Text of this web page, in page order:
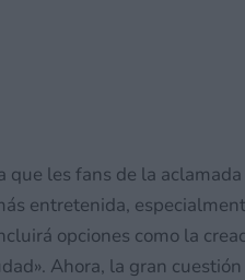
que les fans de la
entretenida,
opciones como la
Ahora, la gran